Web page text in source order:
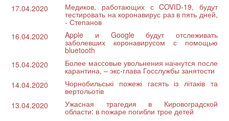
17.04.2020 Медиков, работающих с COVID-19, будут
тестировать на коронавирус раз в пять дней,
- Степанов
16.04.2020
Apple и Google будут отслеживать
заболевших коронавирусом с помощью
bluetooth
15.04.2020
Более массовые увольнения начнутся после
карантина, – экс-глава Госслужбы занятости
14.04.2020
Чорнобильські пожежі гасять із літаків та
вертольотів
13.04.2020
Ужасная трагедия в Кировоградской
области: в пожаре погибли трое детей